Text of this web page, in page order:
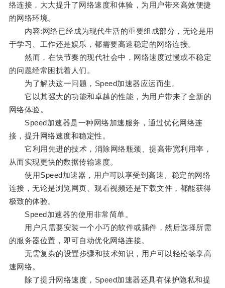
络连接，大大提升了网络速度和体验，为用户带来高效便捷
的网络环境。
内容:网络已经成为现代生活的重要组成部分，无论是用
于学习、工作还是娱乐，都需要高速稳定的网络连接。
然而，在快节奏的现代社会中，网络速度过慢或不稳定
的问题经常困扰着人们。
为了解决这一问题，Speed加速器应运而生。
它以其强大的功能和卓越的性能，为用户带来了全新的
网络体验。
Speed加速器是一种网络加速服务，通过优化网络连
接，提升网络速度和稳定性。
它利用先进的技术，消除网络瓶颈、提高带宽利用率，
从而实现更快的数据传输速度。
使用Speed加速器，用户可以享受到高速、稳定的网络
连接，无论是浏览网页、观看视频还是下载文件，都能获得
极致的体验。
Speed加速器的使用非常简单。
用户只需要安装一个小巧的软件或插件，然后选择所需
的服务器位置，即可自动优化网络连接。
无需复杂的设置步骤和技术知识，用户可以轻松畅享高
速网络。
除了提升网络速度，Speed加速器还具有保护隐私和提